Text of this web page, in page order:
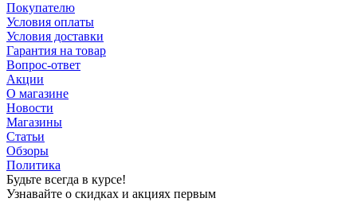
Покупателю
Условия оплаты
Условия доставки
Гарантия на товар
Вопрос-ответ
Акции
О магазине
Новости
Магазины
Статьи
Обзоры
Политика
Будьте всегда в курсе!
Узнавайте о скидках и акциях первым